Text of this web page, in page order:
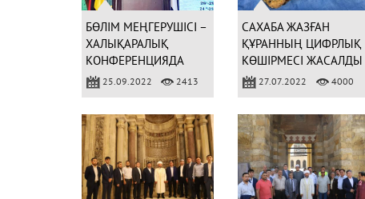
БӨЛІМ МЕҢГЕРУШІСІ –
ХАЛЫҚАРАЛЫҚ
КОНФЕРЕНЦИЯДА
(ФОТО)25.09.2022 2413
САХАБА ЖАЗҒАН
ҚҰРАННЫҢ ЦИФРЛЫҚ
КӨШІРМЕСІ ЖАСАЛДЫ
27.07.2022 4000